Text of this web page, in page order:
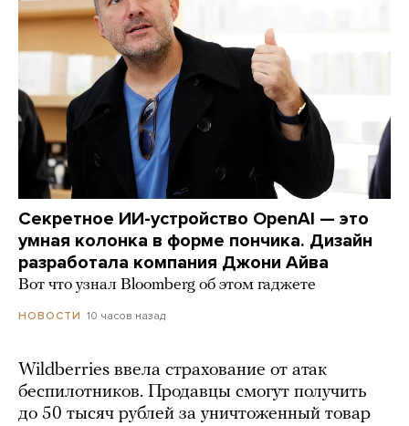
Секретное ИИ-устройство OpenAI — это
умная колонка в форме пончика. Дизайн
разработала компания Джони Айва
Вот что узнал Bloomberg об этом гаджете
НОВОСТИ 10 часов назад
Wildberries ввела страхование от атак
беспилотников. Продавцы смогут получить
до 50 тысяч рублей за уничтоженный товар